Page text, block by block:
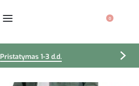
0
Pristatymas 1-3 d.d.